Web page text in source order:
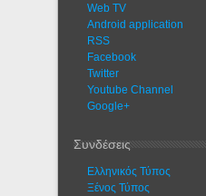
Web TV
Android application
RSS
Facebook
Twitter
Youtube Channel
Google+
Συνδέσεις
Ελληνικός Τύπος
Ξένος Τύπος